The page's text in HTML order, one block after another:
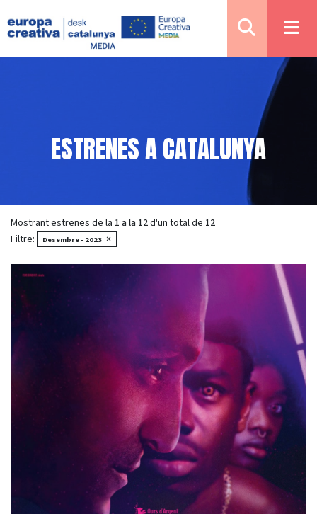
ESTRENES A CATALUNYA
Mostrant estrenes de la 1 a la 12d'un total de 12
Filtre:
Desembre - 2023 ×